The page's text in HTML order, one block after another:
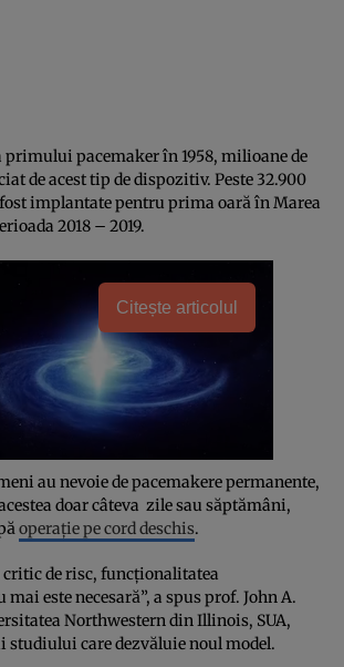
primului pacemaker în 1958, milioane de
de acest tip de dispozitiv. Peste 32.900
implantate pentru prima oară în Marea
2018 – 2019.
Citește articolul
au nevoie de pacemakere permanente,
doar câteva zile sau săptămâni,
operație pe cord deschis.
critic de risc, funcționalitatea
este necesară”, a spus prof. John A.
Northwestern din Illinois, SUA,
care dezvăluie noul model.